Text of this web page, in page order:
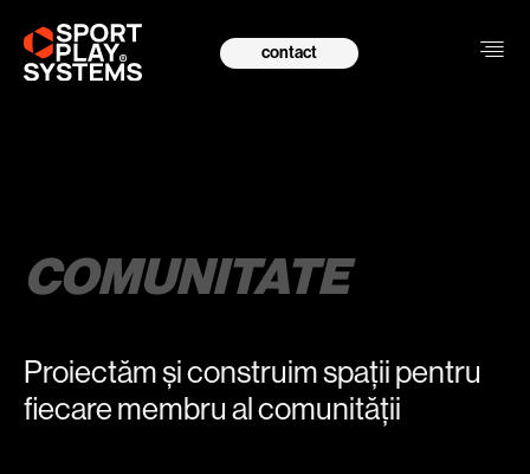
contact
COMUNITATE
Proiectăm și construim spații pentru
fiecare membru al comunității